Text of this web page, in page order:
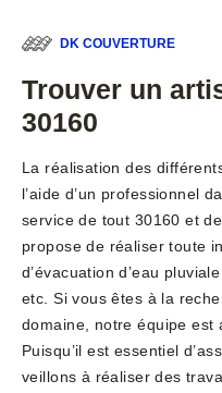
DK COUVERTURE
Trouver un
30160
La réalisation des
l’aide d’un professionnel
service de tout 30160 et
propose de réaliser toute
d’évacuation d’eau
etc. Si vous êtes à la
domaine, notre équipe est
Puisqu’il est essentiel
veillons à réaliser des